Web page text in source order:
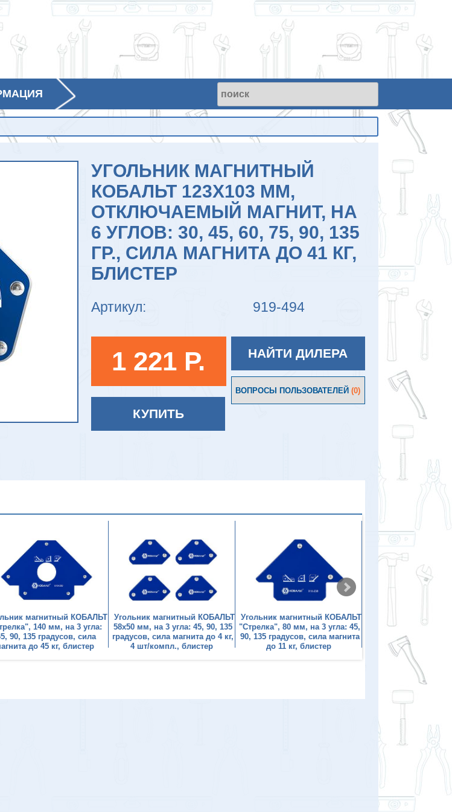
УГОЛЬНИК МАГНИТНЫЙ
КОБАЛЬТ 123Х103 ММ,
ОТКЛЮЧАЕМЫЙ МАГНИТ, НА
6 УГЛОВ: 30, 45, 60, 75, 90, 135
ГР., СИЛА МАГНИТА ДО 41 КГ,
БЛИСТЕР
Артикул: 919-494
1 221 P.
КУПИТЬ
НАЙТИ ДИЛЕРА
ВОПРОСЫ ПОЛЬЗОВАТЕЛЕЙ(0)
магнитный КОБАЛЬТ
140 мм, на 3 угла:
90, 135 градусов, сила
до 45 кг, блистер
Угольник магнитный КОБАЛЬТ
58х50 мм, на 3 угла: 45, 90, 135
градусов, сила магнита до 4 кг,
4 шт/компл., блистер
Угольник магнитный КОБАЛЬТ
"Стрелка", 80 мм, на 3 угла: 45,
90, 135 градусов, сила магнита
до 11 кг, блистер
95х48 мм, на 6 углов:
75, 90, 135
магнита до 11 кг,